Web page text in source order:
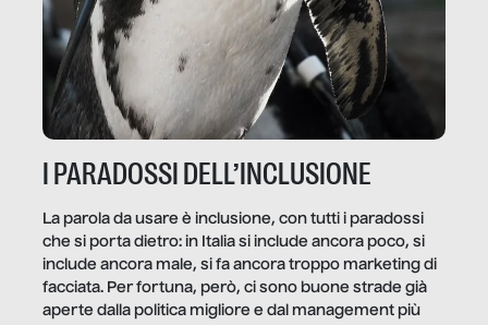
I PARADOSSI DELL’INCLUSIONE
La parola da usare è inclusione, con tutti i paradossi
che si porta dietro: in Italia si include ancora poco, si
include ancora male, si fa ancora troppo marketing di
facciata. Per fortuna, però, ci sono buone strade già
aperte dalla politica migliore e dal management più